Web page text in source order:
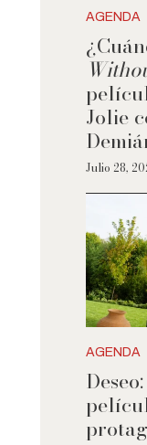
AGENDA
Jolie
Julio 28,
AGENDA